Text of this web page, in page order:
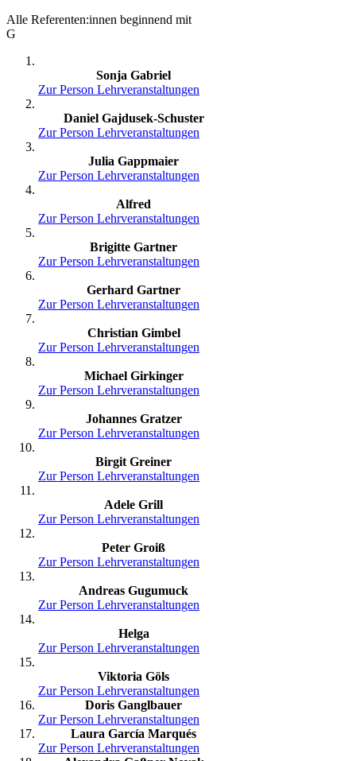
Alle Referenten:innen beginnend mit
G
Sonja Gabriel
Zur Person Lehrveranstaltungen
Daniel Gajdusek-Schuster
Zur Person Lehrveranstaltungen
Julia Gappmaier
Zur Person Lehrveranstaltungen
Alfred
Zur Person Lehrveranstaltungen
Brigitte Gartner
Zur Person Lehrveranstaltungen
Gerhard Gartner
Zur Person Lehrveranstaltungen
Christian Gimbel
Zur Person Lehrveranstaltungen
Michael Girkinger
Zur Person Lehrveranstaltungen
Johannes Gratzer
Zur Person Lehrveranstaltungen
Birgit Greiner
Zur Person Lehrveranstaltungen
Adele Grill
Zur Person Lehrveranstaltungen
Peter Groiß
Zur Person Lehrveranstaltungen
Andreas Gugumuck
Zur Person Lehrveranstaltungen
Helga
Zur Person Lehrveranstaltungen
Viktoria Göls
Zur Person Lehrveranstaltungen
Doris Ganglbauer
Zur Person Lehrveranstaltungen
Laura García Marqués
Zur Person Lehrveranstaltungen